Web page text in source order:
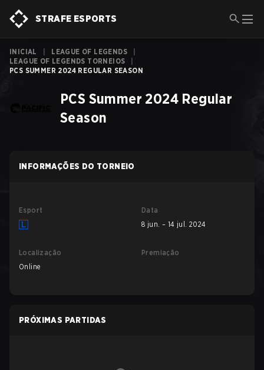
STRAFE ESPORTS
INICIAL LEAGUE OF LEGENDS
LEAGUE OF LEGENDS TORNEIOS
PCS SUMMER 2024 REGULAR SEASON
PCS Summer 2024 Regular
Season
INFORMAÇÕES DO TORNEIO
Esport
Data
8 jun. – 14 jul. 2024
Localização
Online
Premiação
PRÓXIMAS PARTIDAS